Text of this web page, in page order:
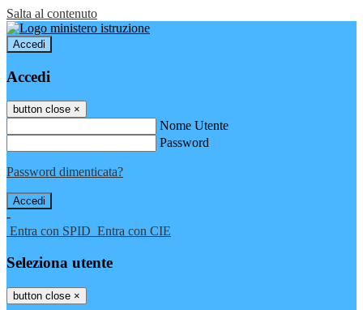
Salta al contenuto
Accedi
Accedi
button close ×
Nome Utente
Password
Password dimenticata?
-
Entra con SPID Entra con CIE
Seleziona utente
button close ×